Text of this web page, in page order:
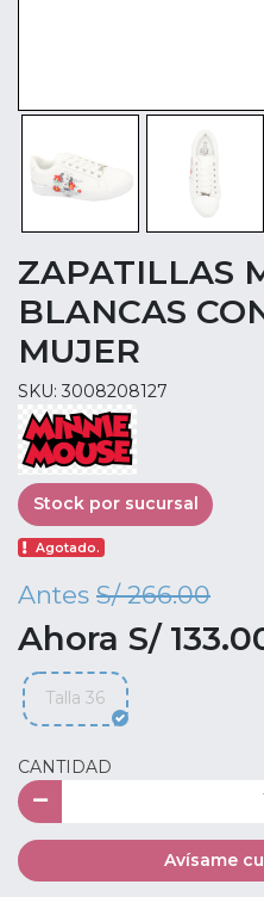
ZAPATILLAS
BLANCAS
MUJER
SKU: 3008208127
Stock por sucursal
Agotado.
Antes S/ 266.00
Ahora S/
Talla 36
CANTIDAD
Avísame